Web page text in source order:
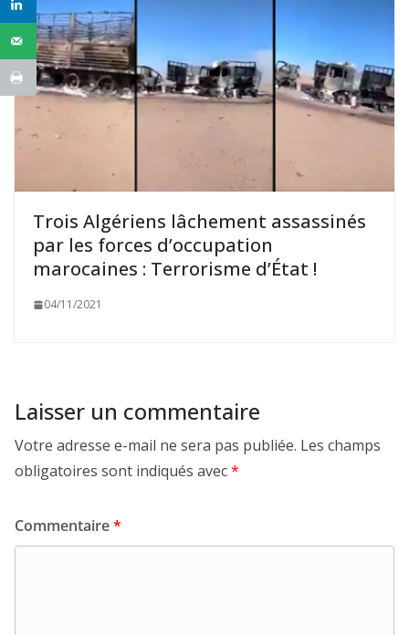
Trois Algériens lâchement assassinés
par les forces d’occupation
marocaines : Terrorisme d’État !
04/11/2021
Laisser un commentaire
Votre adresse e-mail ne sera pas publiée. Les champs
obligatoires sont indiqués avec*
Commentaire*